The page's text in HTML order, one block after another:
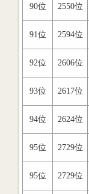
90位 2550位
91位 2594位
92位 2606位
93位 2617位
94位 2624位
95位 2729位
95位 2729位